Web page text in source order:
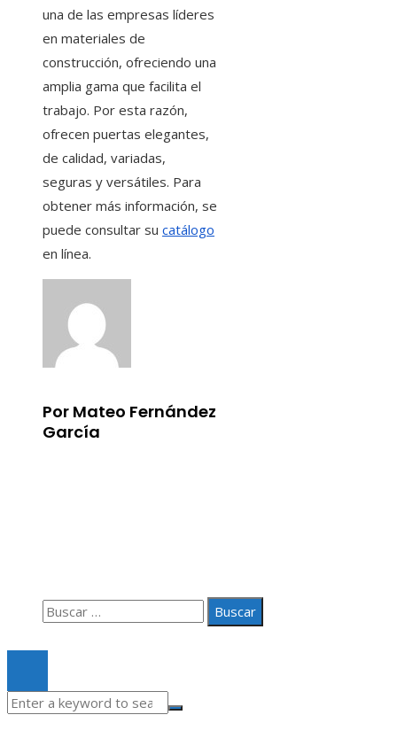
una de las empresas líderes
en materiales de
construcción, ofreciendo una
amplia gama que facilita el
trabajo. Por esta razón,
ofrecen puertas elegantes,
de calidad, variadas,
seguras y versátiles. Para
obtener más información, se
puede consultar su catálogo
en línea.
Por Mateo Fernández
García
Buscar: